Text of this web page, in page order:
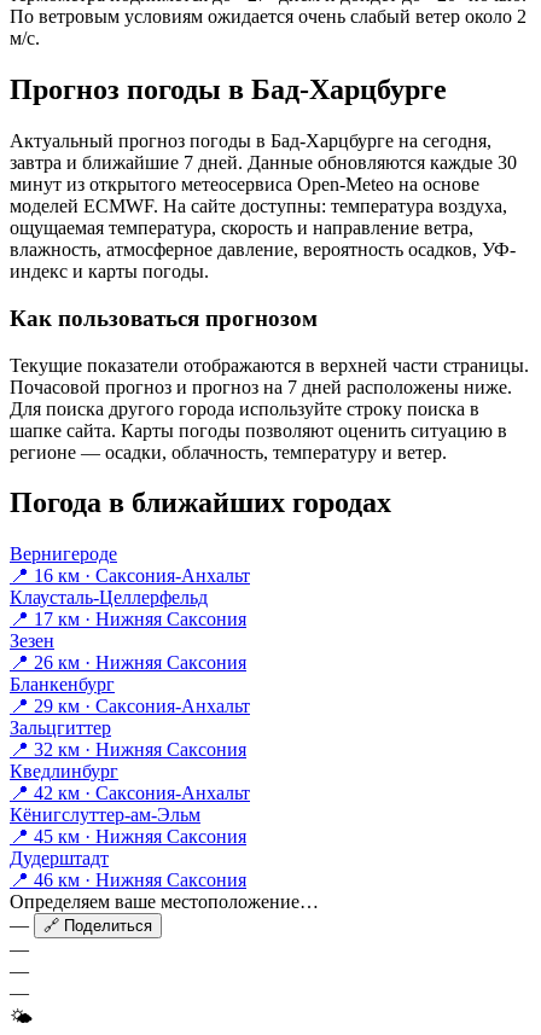
По ветровым условиям ожидается очень слабый ветер около 2
м/с.
Прогноз погоды в Бад-Харцбурге
Актуальный прогноз погоды в Бад-Харцбурге на сегодня,
завтра и ближайшие 7 дней. Данные обновляются каждые 30
минут из открытого метеосервиса Open-Meteo на основе
моделей ECMWF. На сайте доступны: температура воздуха,
ощущаемая температура, скорость и направление ветра,
влажность, атмосферное давление, вероятность осадков, УФ-
индекс и карты погоды.
Как пользоваться прогнозом
Текущие показатели отображаются в верхней части страницы.
Почасовой прогноз и прогноз на 7 дней расположены ниже.
Для поиска другого города используйте строку поиска в
шапке сайта. Карты погоды позволяют оценить ситуацию в
регионе — осадки, облачность, температуру и ветер.
Погода в ближайших городах
Вернигероде
📍 16 км · Саксония-Анхальт
Клаусталь-Целлерфельд
📍 17 км · Нижняя Саксония
Зезен
📍 26 км · Нижняя Саксония
Бланкенбург
📍 29 км · Саксония-Анхальт
Зальцгиттер
📍 32 км · Нижняя Саксония
Кведлинбург
📍 42 км · Саксония-Анхальт
Кёнигслуттер-ам-Эльм
📍 45 км · Нижняя Саксония
Дудерштадт
📍 46 км · Нижняя Саксония
Определяем ваше местоположение…
—
🔗 Поделиться
—
—
—
🌤